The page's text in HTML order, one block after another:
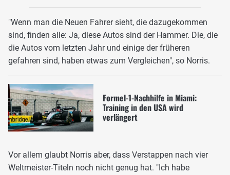
"Wenn man die Neuen Fahrer sieht, die dazugekommen
sind, finden alle: Ja, diese Autos sind der Hammer. Die, die
die Autos vom letzten Jahr und einige der früheren
gefahren sind, haben etwas zum Vergleichen", so Norris.
Formel-1-Nachhilfe in Miami:
Training in den USA wird
verlängert
Vor allem glaubt Norris aber, dass Verstappen nach vier
Weltmeister-Titeln noch nicht genug hat. "Ich habe